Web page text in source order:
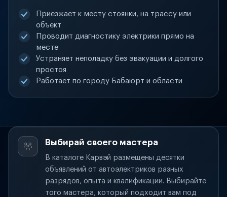
Приезжает к месту стоянки, на трассу или
объект
Проводит диагностику электрики прямо на
месте
Устраняет неполадку без эвакуации и долгого
простоя
Работает по городу Бабаюрт и области
Выбирай своего мастера
В каталоге Карвэй размещены десятки
объявлений от автоэлектриков разных
разрядов, опыта и квалификации. Выбирайте
того мастера, который подходит вам под